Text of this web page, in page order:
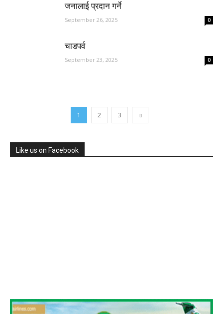
जनालाई प्रदान गर्ने
September 26, 2025 0
चाडपर्व
September 23, 2025 0
1 2 3
Like us on Facebook